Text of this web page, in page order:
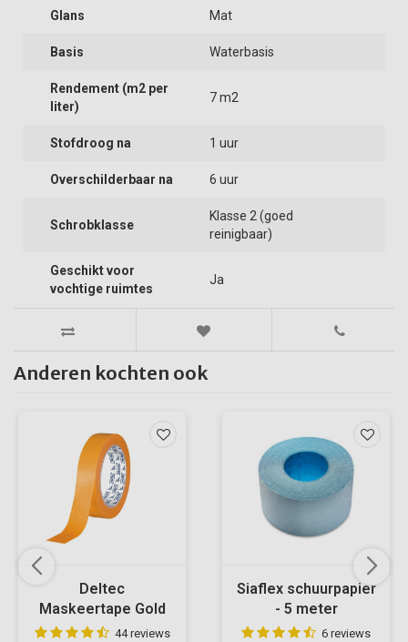
Glans Mat
Basis Waterbasis
Rendement (m2 per
liter)
7 m2
Stofdroog na 1 uur
Overschilderbaar na 6 uur
Schrobklasse
Klasse 2 (goed
reinigbaar)
Geschikt voor
vochtige ruimtes
Ja
Anderen kochten ook
Deltec
Maskeertape Gold
44 reviews
Siaflex schuurpapier
- 5 meter
6 reviews